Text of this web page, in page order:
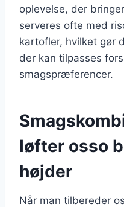
oplevelse, der
serveres ofte med
kartofler, hvilket gør
der kan tilpasses
smagspræferencer.
løfter osso
højder
Når man tilbereder